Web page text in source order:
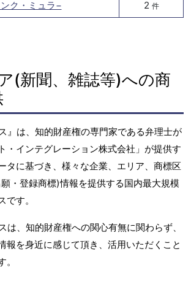
ク・ミュラ− 2 件
(新聞、雑誌等)への商
』は、知的財産権の専門家である弁理士が
・インテグレーション株式会社」が提供す
タに基づき、様々な企業、エリア、商標区
・登録商標)情報を提供する国内最大規模
です。
は、知的財産権への関心有無に関わらず、
報を身近に感じて頂き、活用いただくこと